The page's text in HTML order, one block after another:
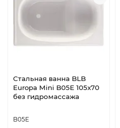
Стальная ванна BLB
Europa Mini B05E 105x70
без гидромассажа
B05E